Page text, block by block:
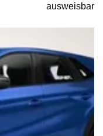
ausweisbar